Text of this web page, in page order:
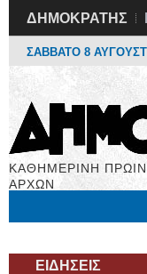
ΔΗΜΟΚΡΑΤΗΣ
ΣΑΒΒΑΤΟ 8
ΚΑΘΗΜΕΡΙΝΗ
ΑΡΧΩΝ
ΕΙΔΗΣΕΙΣ